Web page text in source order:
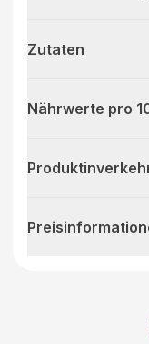
Zutaten
Nährwerte pro